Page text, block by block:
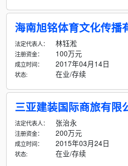
海南旭铭体育文化传播
法定代表人： 林钰淞
注册资金： 100万元
成立时间： 2017年04月14日
状态: 在业/存续
三亚建装国际商旅有限
法定代表人： 张治永
注册资金： 200万元
成立时间： 2015年03月24日
状态: 在业/存续